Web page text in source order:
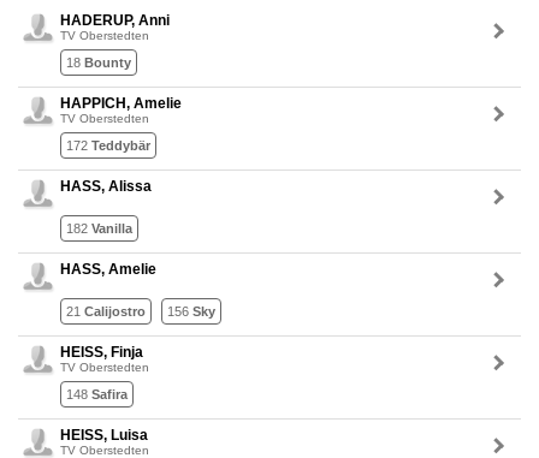
HADERUP, Anni
TV Oberstedten
18 Bounty
HAPPICH, Amelie
TV Oberstedten
172 Teddybär
HASS, Alissa
182 Vanilla
HASS, Amelie
21 Calijostro 156 Sky
HEISS, Finja
TV Oberstedten
148 Safira
HEISS, Luisa
TV Oberstedten